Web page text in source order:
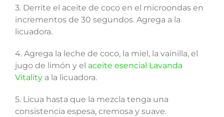
3. Derrite el aceite de coco en el microondas en
incrementos de 30 segundos. Agrega a la
licuadora.
4. Agrega la leche de coco, la miel, la vainilla, el
jugo de limón y el aceite esencial Lavanda
Vitalitya la licuadora.
5. Licua hasta que la mezcla tenga una
consistencia espesa, cremosa y suave.